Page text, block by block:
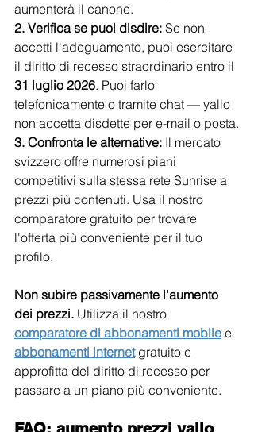
aumenterà il canone.
2. Verifica se puoi disdire: Se non
accetti l'adeguamento, puoi esercitare
il diritto di recesso straordinario entro il
31 luglio 2026. Puoi farlo
telefonicamente o tramite chat — yallo
non accetta disdette per e-mail o posta.
3. Confronta le alternative: Il mercato
svizzero offre numerosi piani
competitivi sulla stessa rete Sunrise a
prezzi più contenuti. Usa il nostro
comparatore gratuito per trovare
l'offerta più conveniente per il tuo
profilo.
Non subire passivamente l'aumento
dei prezzi. Utilizza il nostro
comparatore di abbonamenti mobile e
abbonamenti internet gratuito e
approfitta del diritto di recesso per
passare a un piano più conveniente.